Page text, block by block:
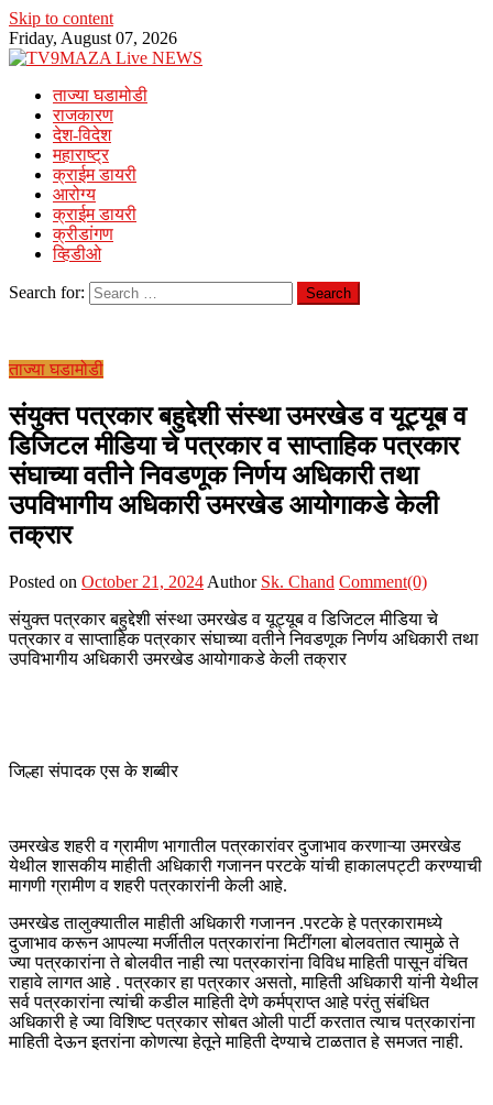
Skip to content
Friday, August 07, 2026
ताज्या घडामोडी
राजकारण
देश-विदेश
महाराष्ट्र
क्राईम डायरी
आरोग्य
क्राईम डायरी
क्रीडांगण
व्हिडीओ
Search for:
ताज्या घडामोडी
संयुक्त पत्रकार बहुद्देशी संस्था उमरखेड व यूट्यूब व
डिजिटल मीडिया चे पत्रकार व साप्ताहिक पत्रकार
संघाच्या वतीने निवडणूक निर्णय अधिकारी तथा
उपविभागीय अधिकारी उमरखेड आयोगाकडे केली
तक्रार
Posted on October 21, 2024 Author Sk. Chand Comment(0)
संयुक्त पत्रकार बहुद्देशी संस्था उमरखेड व यूट्यूब व डिजिटल मीडिया चे
पत्रकार व साप्ताहिक पत्रकार संघाच्या वतीने निवडणूक निर्णय अधिकारी तथा
उपविभागीय अधिकारी उमरखेड आयोगाकडे केली तक्रार
जिल्हा संपादक एस के शब्बीर
उमरखेड शहरी व ग्रामीण भागातील पत्रकारांवर दुजाभाव करणाऱ्या उमरखेड
येथील शासकीय माहीती अधिकारी गजानन परटके यांची हाकालपट्टी करण्याची
मागणी ग्रामीण व शहरी पत्रकारांनी केली आहे.
उमरखेड तालुक्यातील माहीती अधिकारी गजानन .परटके हे पत्रकारामध्ये
दुजाभाव करून आपल्या मर्जीतील पत्रकारांना मिटींगला बोलवतात त्यामुळे ते
ज्या पत्रकारांना ते बोलवीत नाही त्या पत्रकारांना विविध माहिती पासून वंचित
राहावे लागत आहे . पत्रकार हा पत्रकार असतो, माहिती अधिकारी यांनी येथील
सर्व पत्रकारांना त्यांची कडील माहिती देणे कर्मप्राप्त आहे परंतु संबंधित
अधिकारी हे ज्या विशिष्ट पत्रकार सोबत ओली पार्टी करतात त्याच पत्रकारांना
माहिती देऊन इतरांना कोणत्या हेतूने माहिती देण्याचे टाळतात हे समजत नाही.